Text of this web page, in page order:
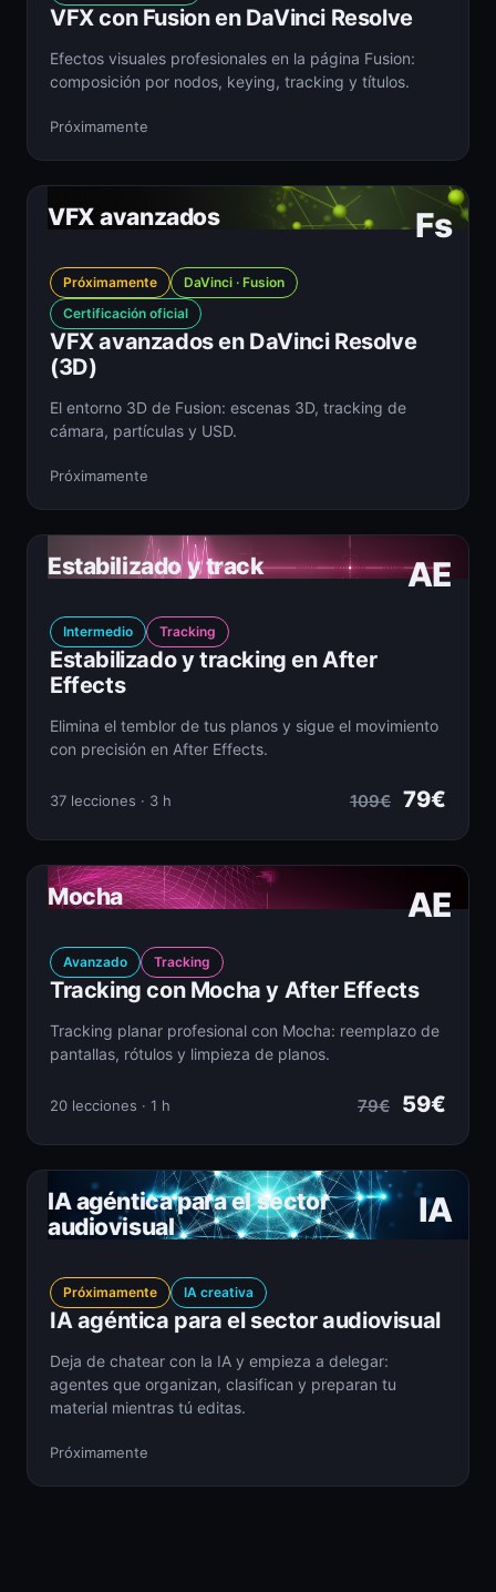
VFX con Fusion en DaVinci Resolve
Efectos visuales profesionales en la página Fusion:
composición por nodos, keying, tracking y títulos.
Próximamente
Fs
VFX avanzados
Próximamente
DaVinci · Fusion
Certificación oficial
VFX avanzados en DaVinci Resolve
(3D)
El entorno 3D de Fusion: escenas 3D, tracking de
cámara, partículas y USD.
Próximamente
AE
Estabilizado y track
Intermedio Tracking
Estabilizado y tracking en After
Effects
Elimina el temblor de tus planos y sigue el movimiento
con precisión en After Effects.
37 lecciones · 3 h 109€ 79€
AE
Mocha
Avanzado Tracking
Tracking con Mocha y After Effects
Tracking planar profesional con Mocha: reemplazo de
pantallas, rótulos y limpieza de planos.
20 lecciones · 1 h 79€ 59€
IA
IA agéntica para el sector
audiovisual
Próximamente IA creativa
IA agéntica para el sector audiovisual
Deja de chatear con la IA y empieza a delegar:
agentes que organizan, clasifican y preparan tu
material mientras tú editas.
Próximamente